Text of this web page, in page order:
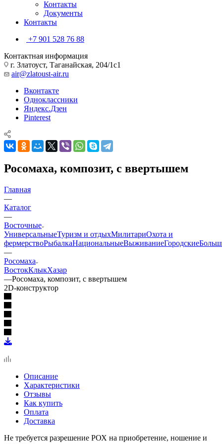
Контакты
Документы
Контакты
+7 901 528 76 88
Контактная информация
г. Златоуст, Таганайская, 204/1с1
air@zlatoust-air.ru
Вконтакте
Одноклассники
Яндекс.Дзен
Pinterest
Росомаха, композит, с ввертышем
Главная
—
Каталог
—
Восточные
УниверсальныеТуризм и отдыхМилитариОхота и
фермерствоРыбалкаНациональныеВыживаниеГородские
—
Росомаха
ВостокКлыкХазар
—Росомаха, композит, с ввертышем
2D-конструктор
Описание
Характеристики
Отзывы
Как купить
Оплата
Доставка
Не требуется разрешение РОХ на приобретение, ношение и